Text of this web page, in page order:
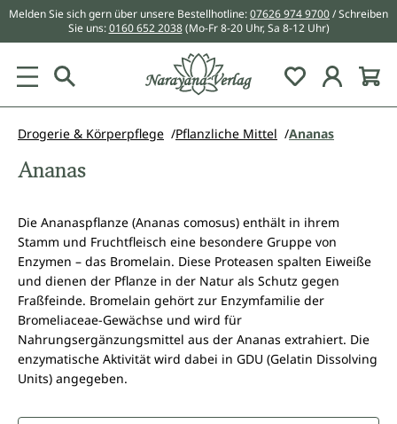
springen
Melden Sie sich gern über unsere Bestellhotline:07626 974 9700/ Schreiben
Sie uns:0160 652 2038 (Mo-Fr 8-20 Uhr, Sa 8-12 Uhr)
Du hast 0
Drogerie & Körperpflege Pflanzliche Mittel Ananas
Ananas
Die Ananaspflanze (Ananas comosus) enthält in ihrem
Stamm und Fruchtfleisch eine besondere Gruppe von
Enzymen – das Bromelain. Diese Proteasen spalten Eiweiße
und dienen der Pflanze in der Natur als Schutz gegen
Fraßfeinde. Bromelain gehört zur Enzymfamilie der
Bromeliaceae-Gewächse und wird für
Nahrungsergänzungsmittel aus der Ananas extrahiert. Die
enzymatische Aktivität wird dabei in GDU (Gelatin Dissolving
Units) angegeben.